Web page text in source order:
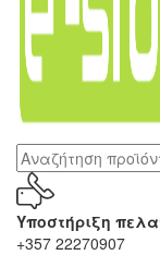
Υποστήριξη
+357 22270907